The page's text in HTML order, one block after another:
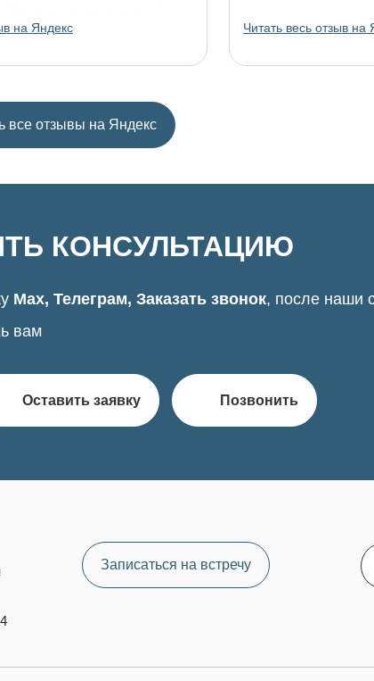
на Яндекс
Читать весь отзыв на
все отзывы на Яндекс
КОНСУЛЬТАЦИЮ
Max, Телеграм, Заказать звонок, после наши
вам
Оставить заявку Позвонить
Записаться на встречу